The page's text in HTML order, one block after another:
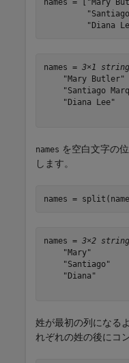
names = [ "Mary
"Diana
names = 3×1 string
    "Mary Butler"
"Santiago
    "Diana Lee"
names を空白文字の
します。
names =
names = 3×2 string
"Mary"
"Santiago"
"Diana"
姓が最初の列になる
れぞれの姓の後にコ